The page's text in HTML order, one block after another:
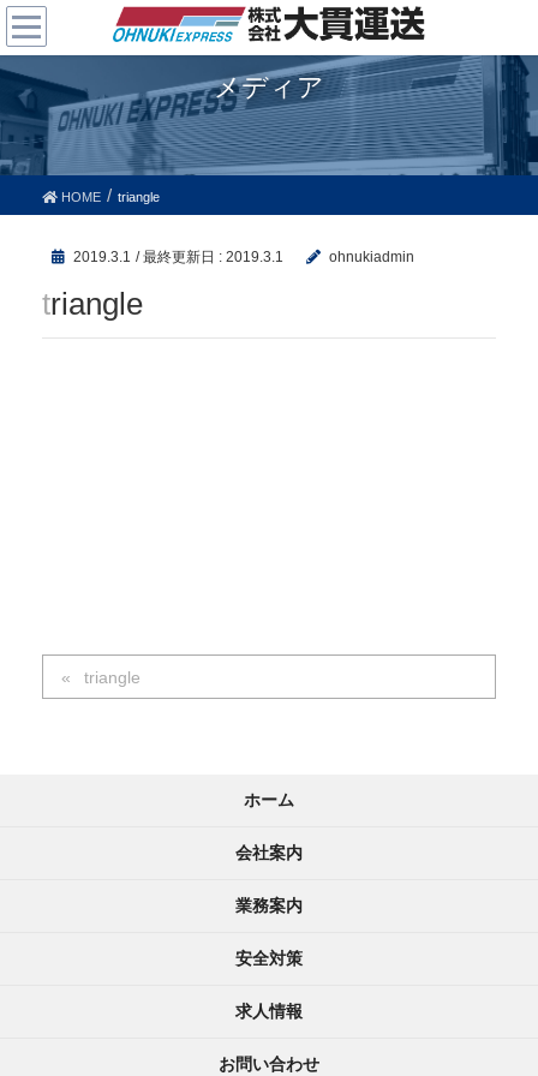
メディア
HOME triangle
2019.3.1 / 最終更新日 : 2019.3.1 ohnukiadmin
triangle
triangle
ホーム
会社案内
業務案内
安全対策
求人情報
お問い合わせ